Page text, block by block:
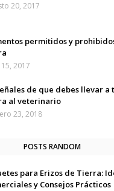
20, 2017
permitidos y
2017
de que debes llevar a
al veterinario
23, 2018
POSTS RANDOM
para Erizos de Tierra:
y Consejos Prácticos